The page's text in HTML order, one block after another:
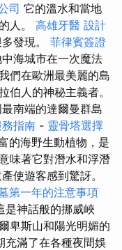
司 它的溫水和當地
人。 高雄牙醫 設計
發現。 菲律賓簽證
海城市在一次魔法
們在歐洲最美麗的島
伯人的神秘主義者。
南端的達爾曼群島
指南 - 靈骨塔選擇
的海野生動植物，是
味著它對潛水和浮潛
使遊客感到驚訝。
第一年的注意事項
是神話般的挪威峽
卑斯山和陽光明媚的
充滿了在各種夜間娛